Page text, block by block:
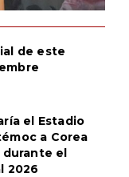
de este
el Estadio
a Corea
durante el
2026